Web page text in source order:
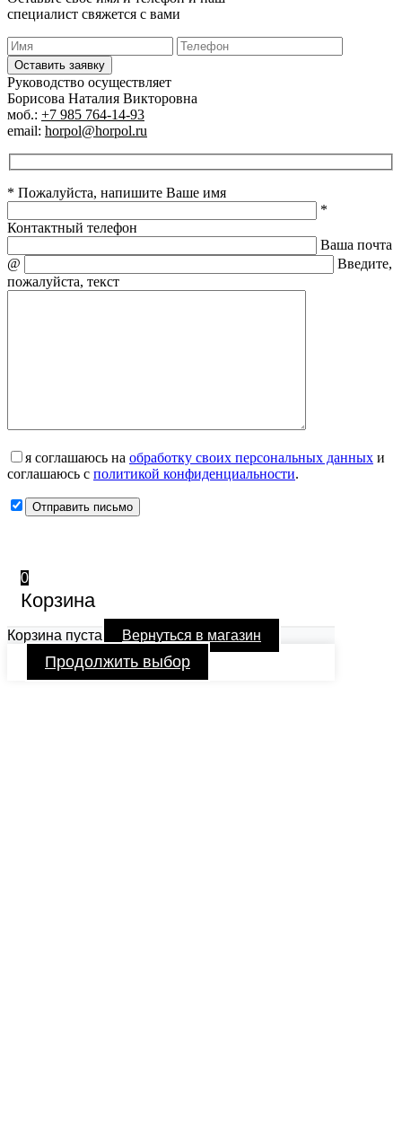
специалист свяжется с вами
Оставить заявку
Руководство осуществляет
Борисова Наталия Викторовна
моб.: +7 985 764-14-93
email: horpol@horpol.ru
* Пожалуйста, напишите Ваше имя
*
Контактный телефон
Ваша почта
@
Введите,
пожалуйста, текст
я соглашаюсь на обработку своих персональных данных и
соглашаюсь с политикой конфиденциальности.
0
Корзина
Корзина пуста Вернуться в магазин
Продолжить выбор